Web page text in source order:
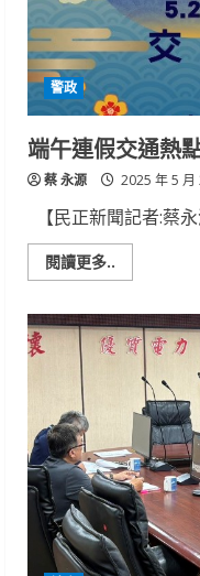
持
網
絡
成
「學
生
輔
導
服
務
關
行
動
據
警政
端午連假交通熱
蔡 永源 2025 年 5 月
【民正新聞記者:蔡
閱讀更多..
more
午
連
假
警
南
警
整
備
交
通
乎
你